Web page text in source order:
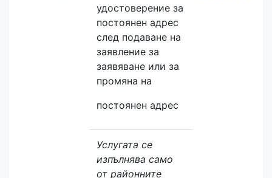
удостоверение за
постоянен адрес
след подаване на
заявление за
заявяване или за
промяна на
постоянен адрес
Услугата се
изпълнява само
от районните